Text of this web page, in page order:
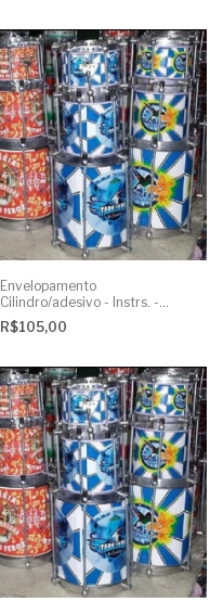
Envelopamento
Cilindro/adesivo - Instrs. -
Surdo16"
R$105,00